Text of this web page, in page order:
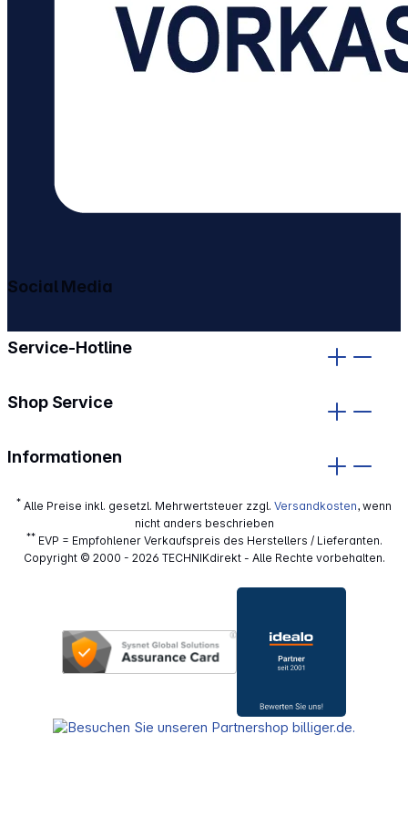
Service-Hotline
Shop Service
Informationen
Social Media
* Alle Preise inkl. gesetzl. Mehrwertsteuer zzgl. Versandkosten, wenn
nicht anders beschrieben
**EVP = Empfohlener Verkaufspreis des Herstellers / Lieferanten.
Copyright © 2000 - 2026 TECHNIKdirekt - Alle Rechte vorbehalten.